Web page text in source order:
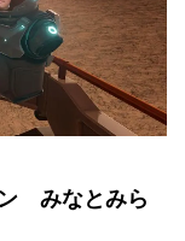
みなとみら